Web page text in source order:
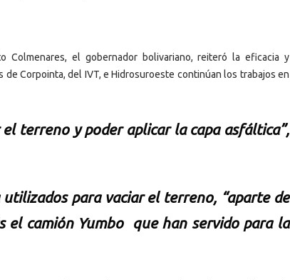
Colmenares, el gobernador bolivariano, reiteró la eficacia y
Corpointa, del IVT, e Hidrosuroeste continúan los trabajos en
terreno y poder aplicar la capa asfáltica”,
para vaciar el terreno, “aparte de
el camión Yumbo que han servido para la